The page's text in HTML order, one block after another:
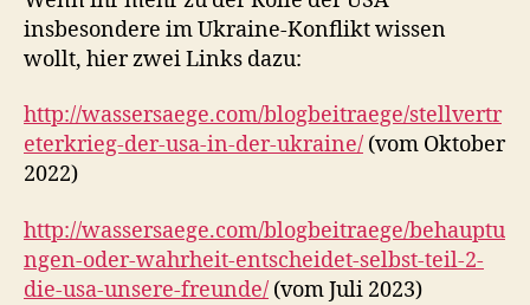
insbesondere im Ukraine-Konflikt wissen
wollt, hier zwei Links dazu:
http://wassersaege.com/blogbeitraege/stellvertr
eterkrieg-der-usa-in-der-ukraine/ (vom Oktober
2022)
http://wassersaege.com/blogbeitraege/behauptu
ngen-oder-wahrheit-entscheidet-selbst-teil-2-
die-usa-unsere-freunde/ (vom Juli 2023)